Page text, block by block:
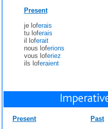
Present
je loferais
tu loferais
il loferait
nous loferions
vous loferiez
ils loferaient
Present
Past